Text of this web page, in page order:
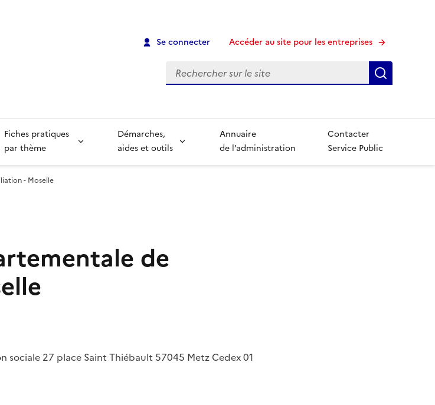
Se connecter Accéder au site pour les entreprises
Recherche
Fiches pratiques
par thème
Démarches,
aides et outils
Annuaire
de l’administration
Contacter
Service Public
- Moselle
de
sociale 27 place Saint Thiébault 57045 Metz Cedex 01